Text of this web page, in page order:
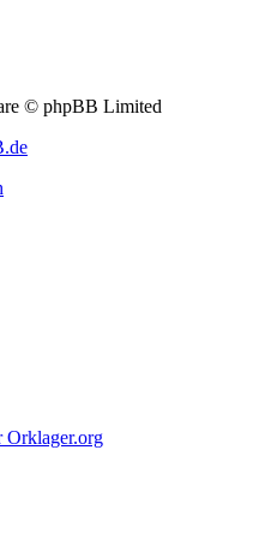
© phpBB Limited
Orklager.org